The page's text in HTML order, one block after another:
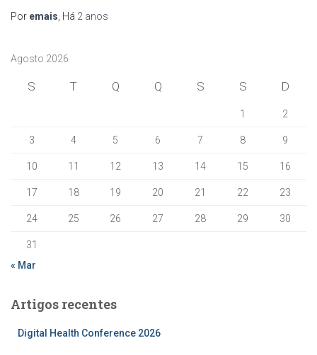
Por emais , Há 2 anos
Agosto 2026
S T Q Q S S D
1 2
3 4 5 6 7 8 9
10 11 12 13 14 15 16
17 18 19 20 21 22 23
24 25 26 27 28 29 30
31
« Mar
Artigos recentes
Digital Health Conference 2026